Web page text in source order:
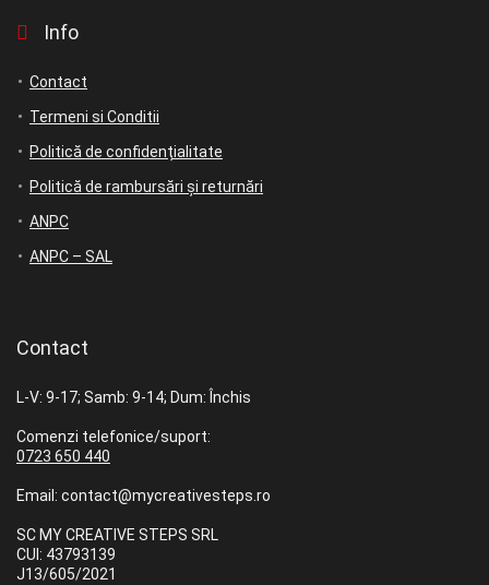
Info
Contact
Termeni si Conditii
Politică de confidențialitate
Politică de rambursări și returnări
ANPC
ANPC – SAL
Contact
L-V: 9-17; Samb: 9-14; Dum: Închis
Comenzi telefonice/suport:
0723 650 440
Email: contact@mycreativesteps.ro
SC MY CREATIVE STEPS SRL
CUI: 43793139
J13/605/2021